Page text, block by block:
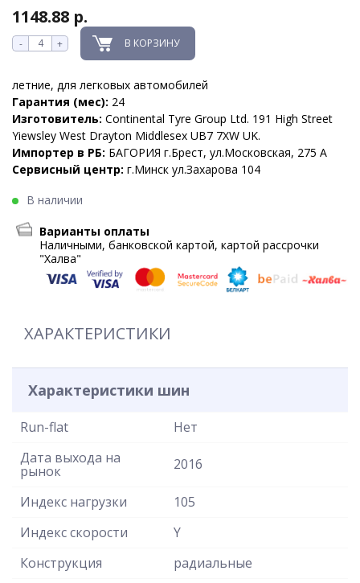
1148.88 р.
- + В КОРЗИНУ
летние, для легковых автомобилей
Гарантия (мес): 24
Изготовитель: Continental Tyre Group Ltd. 191 High Street
Yiewsley West Drayton Middlesex UB7 7XW UK.
Импортер в РБ: БАГОРИЯ г.Брест, ул.Московская, 275 А
Сервисный центр: г.Минск ул.Захарова 104
В наличии
Варианты оплаты
Наличными, банковской картой, картой рассрочки
"Халва"
ХАРАКТЕРИСТИКИ
Характеристики шин
Run-flat
Нет
Дата выхода на
рынок 2016
Индекс нагрузки
105
Индекс скорости
Y
Конструкция
радиальные